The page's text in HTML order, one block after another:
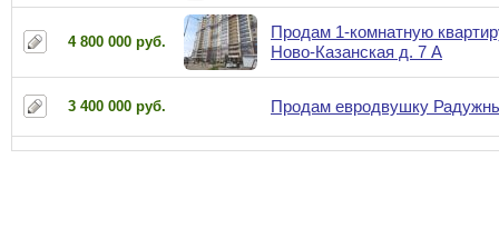
4 800 000 руб.
Продам 1-комнатную
Ново-Казанская д. 7 А
3 400 000 руб. Продам евродвушку